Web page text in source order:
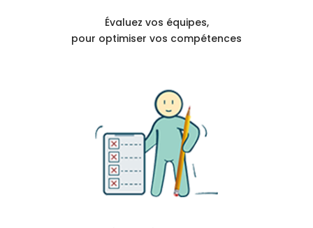
Évaluez vos équipes,
pour optimiser vos compétences